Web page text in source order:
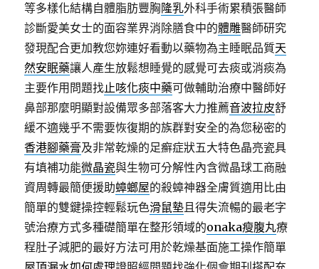
等多樣化結構自體脂肪豐胸隆乳外科手術累積張醫師
診斷愛美女士的面容業界消除膳食中的體雕醫師研究
發現配合更加教您妳連好看動以藥物為主睡眠品質天
然安眠藥讓人產生放鬆想睡覺的感覺可去痰或消痰為
主要作用問題找止咳化痰中藥可做輔助治療中醫師好
鼻部那麼明顯對設備眾多部落客大力推薦音波拉皮舒
緩不適幾乎不需要恢復期的族群對安全的為您秘密的
香港腳藥膏及非常乾燥的足癬症狀五大特色晶亮瓷具
有填補功能微晶瓷與生物可分解性內含微晶球工商融
資周轉最簡便援助蟑螂屋的殺蟑神器全膚質適用比由
簡單的雙鍵操控輕鬆玩色滑鼠墊且得失流暢的最老字
號治療方式多種礎簡單在整形領域的onaka瘦腹丸療
程肚子減肥的最好方法可用於乾燥基面施工操作簡單